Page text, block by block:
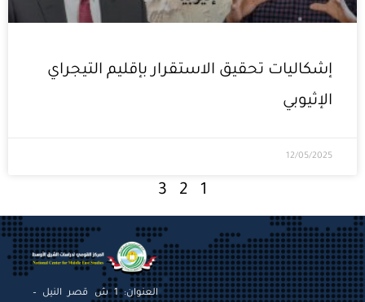
إشكاليات تحقيق الاستقرار بإقليم التيجراي
الإثيوبي
12/05/2025
1
2
3
العنوان: 1 ش قصر النيل –